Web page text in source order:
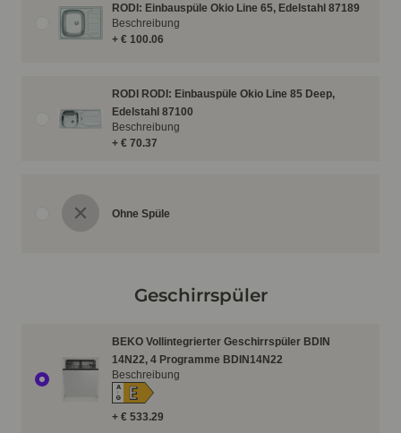
RODI: Einbauspüle Okio Line 65, Edelstahl 87189
+ € 100.06
Beschreibung
RODI RODI: Einbauspüle Okio Line 85 Deep,
Edelstahl 87100
+ € 70.37
Beschreibung
Ohne Spüle
Geschirrspüler
BEKO Vollintegrierter Geschirrspüler BDIN
14N22, 4 Programme BDIN14N22
+ € 533.29
A
↑G E
Beschreibung